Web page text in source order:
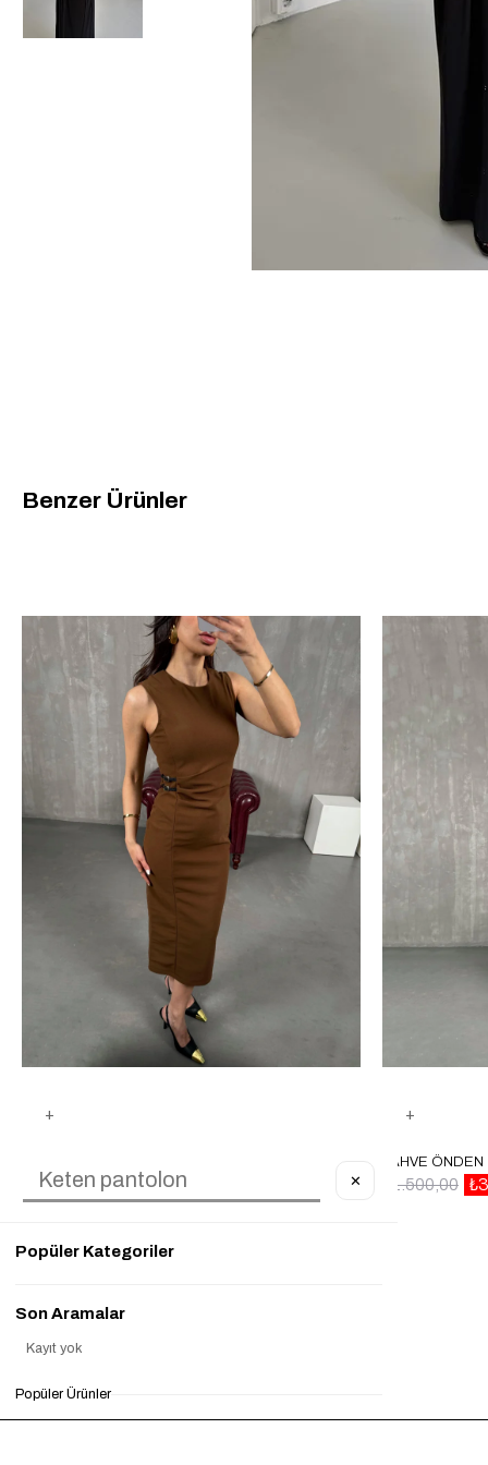
Benzer Ürünler
₺450,00
₺1.500,00 ₺1.500,00
✕
Popüler Kategoriler
Son Aramalar
Kayıt yok
Popüler Ürünler